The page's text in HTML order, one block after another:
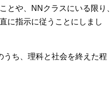
とや、NNクラスにいる限り、
に指示に従うことにしまし
うち、理科と社会を終えた程